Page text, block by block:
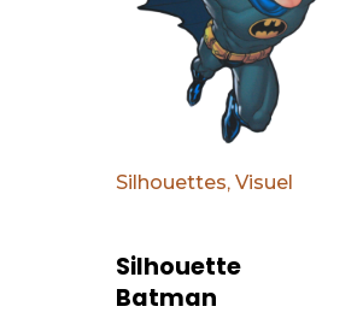
Silhouettes, Visuel
Silhouette
Batman